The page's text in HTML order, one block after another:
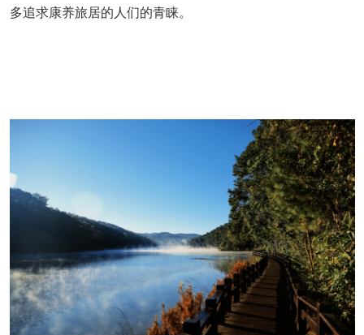
多追求康养旅居的人们的青睐。